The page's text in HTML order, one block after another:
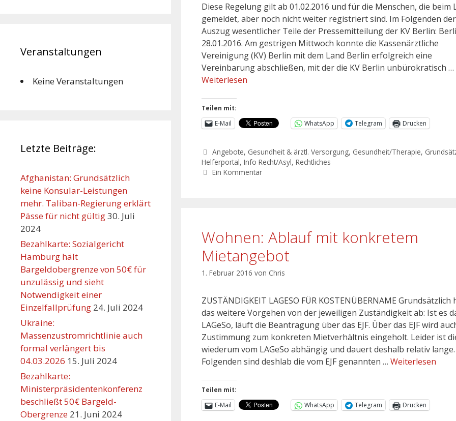
Diese Regelung gilt ab 01.02.2016 und für die Menschen, die beim
gemeldet, aber noch nicht weiter registriert sind. Im Folgenden der
Auszug wesentlicher Teile der Pressemitteilung der KV Berlin:
28.01.2016. Am gestrigen Mittwoch konnte die Kassenärztliche
Vereinigung (KV) Berlin mit dem Land Berlin erfolgreich eine
Vereinbarung abschließen, mit der die KV Berlin unbürokratisch …
Weiterlesen
Teilen mit:
E-Mail
WhatsApp Telegram Drucken
Angebote, Gesundheit & ärztl. Versorgung, Gesundheit/Therapie,
Helferportal, Info Recht/Asyl, Rechtliches
Ein Kommentar
Wohnen: Ablauf mit konkretem
Mietangebot
1. Februar 2016 von Chris
ZUSTÄNDIGKEIT LAGESO FÜR KOSTENÜBERNAME Grundsätzlich
das weitere Vorgehen von der jeweiligen Zuständigkeit ab: Ist es
LAGeSo, läuft die Beantragung über das EJF. Über das EJF wird
Zustimmung zum konkreten Mietverhältnis eingeholt. Leider ist
wiederum vom LAGeSo abhängig und dauert deshalb relativ
Folgenden sind deshlab die vom EJF genannten … Weiterlesen
Teilen mit:
E-Mail
WhatsApp Telegram Drucken
Veranstaltungen
Keine Veranstaltungen
Letzte Beiträge:
Afghanistan: Grundsätzlich
keine Konsular-Leistungen
mehr. Taliban-Regierung erklärt
Pässe für nicht gültig30. Juli
2024
Bezahlkarte: Sozialgericht
Hamburg hält
Bargeldobergrenze von 50€ für
unzulässig und sieht
Notwendigkeit einer
Einzelfallprüfung 24. Juli 2024
Ukraine:
Massenzustromrichtlinie auch
formal verlängert bis
04.03.2026 15. Juli 2024
Bezahlkarte:
Ministerpräsidentenkonferenz
beschließt 50€ Bargeld-
Obergrenze 21. Juni 2024